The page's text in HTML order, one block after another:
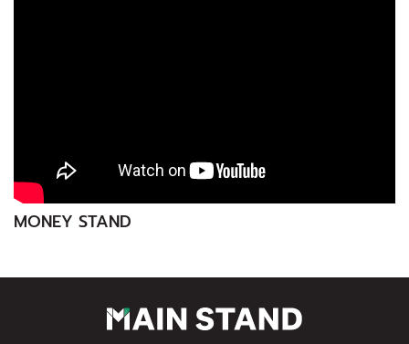
MONEY STAND